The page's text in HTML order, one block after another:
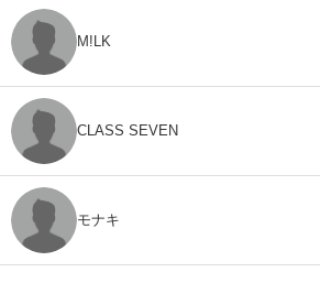
M!LK
CLASS SEVEN
モナキ